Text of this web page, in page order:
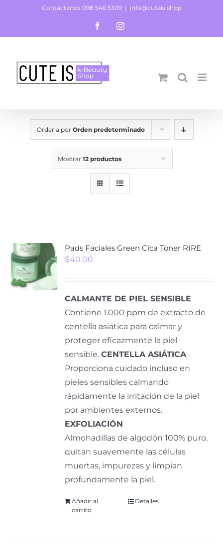
Contáctanos 098 546 5309 | info@cuteis.shop
FacebookInstagram
Ordena por Orden predeterminado
Mostrar 12 productos
Pads Faciales Green Cica Toner RIRE
$40.00
CALMANTE DE PIEL SENSIBLE
Contiene 1.000 ppm de extracto de
centella asiática para calmar y
proteger eficazmente la piel
sensible.CENTELLA ASIÁTICA
Proporciona cuidado incluso en
pieles sensibles calmando
rápidamente la irritación de la piel
por ambientes externos.
EXFOLIACIÓN
Almohadillas de algodón 100% puro,
quitan suavemente las células
muertas, impurezas y limpian
profundamente la piel.
Añadir al
carrito
Detalles